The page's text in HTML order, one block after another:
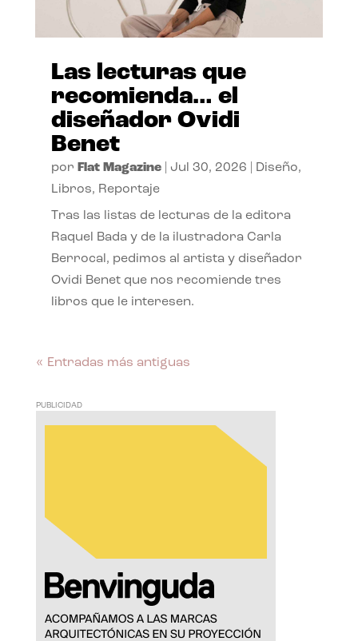
Las lecturas que
recomienda… el
diseñador Ovidi
Benet
por Flat Magazine| Jul 30, 2026 Diseño,
Libros, Reportaje
Tras las listas de lecturas de la editora
Raquel Bada y de la ilustradora Carla
Berrocal, pedimos al artista y diseñador
Ovidi Benet que nos recomiende tres
libros que le interesen.
« Entradas más antiguas
PUBLICIDAD